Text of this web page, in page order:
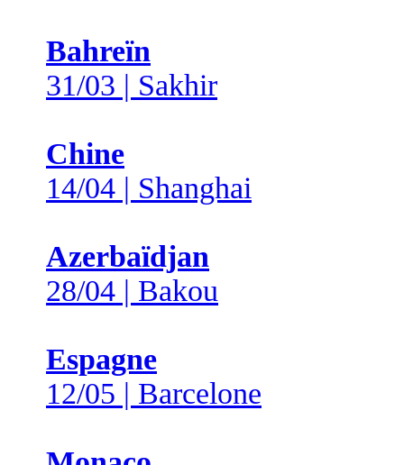
Bahreïn
31/03 | Sakhir
Chine
14/04 | Shanghai
Azerbaïdjan
28/04 | Bakou
Espagne
12/05 | Barcelone